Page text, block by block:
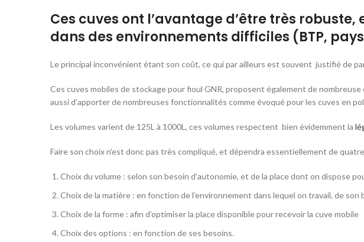
Ces cuves ont l’avantage d’être très
dans des environnements difficiles (BTP,
Le principal inconvénient étant son coût, ce qui par ailleurs est souvent justifié de
Ces cuves mobiles de stockage pour fioul GNR, proposent également de
aussi d’apporter de nombreuses fonctionnalités comme évoqué pour les cuves en
Les volumes varient de 125L à 1000L, ces volumes respectent bien évidemment la
Faire son choix n’est donc pas très compliqué, et dépendra essentiellement de
Choix du volume : selon son besoin d’autonomie, et de la place dont on dispose
Choix de la matière : en fonction de l’environnement dans lequel on travail, de
Choix de la forme : afin d’optimiser la place disponible pour recevoir la cuve mobile
Choix des options : en fonction de ses besoins.